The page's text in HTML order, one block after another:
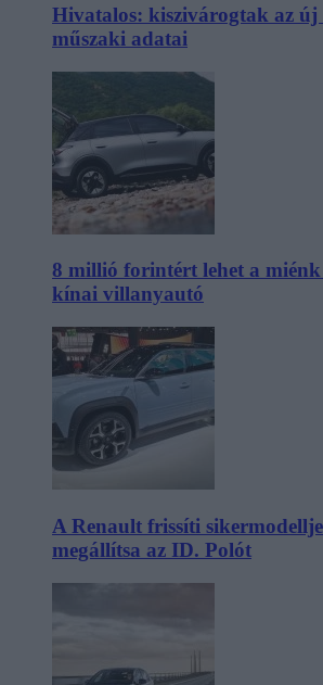
Hivatalos: kiszivárogtak az új
műszaki adatai
8 millió forintért lehet a miénk
kínai villanyautó
A Renault frissíti
megállítsa az ID. Polót